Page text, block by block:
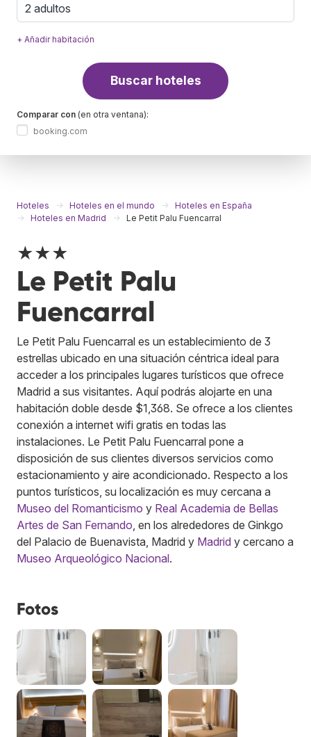
2 adultos
+ Añadir habitación
Buscar hoteles
Comparar con (en otra ventana):
booking.com
Hoteles Hoteles en el mundo
Hoteles en España
Hoteles en Madrid
Le Petit Palu Fuencarral
★★★
Le Petit Palu
Fuencarral
Le Petit Palu Fuencarral es un establecimiento de 3
estrellas ubicado en una situación céntrica ideal para
acceder a los principales lugares turísticos que ofrece
Madrid a sus visitantes. Aquí podrás alojarte en una
habitación doble desde $1,368. Se ofrece a los clientes
conexión a internet wifi gratis en todas las
instalaciones. Le Petit Palu Fuencarral pone a
disposición de sus clientes diversos servicios como
estacionamiento y aire acondicionado. Respecto a los
puntos turísticos, su localización es muy cercana a
Museo del Romanticismo y Real Academia de Bellas
Artes de San Fernando , en los alrededores de Ginkgo
del Palacio de Buenavista, Madrid y Madrid y cercano a
Museo Arqueológico Nacional.
Fotos